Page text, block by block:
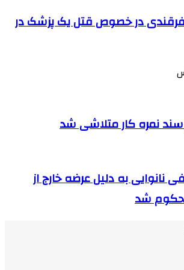
در خصوص قتل یک پزشک در
سند نمره کار متلاشی شد
نانوایی به دلیل عرضه خارج از
شد